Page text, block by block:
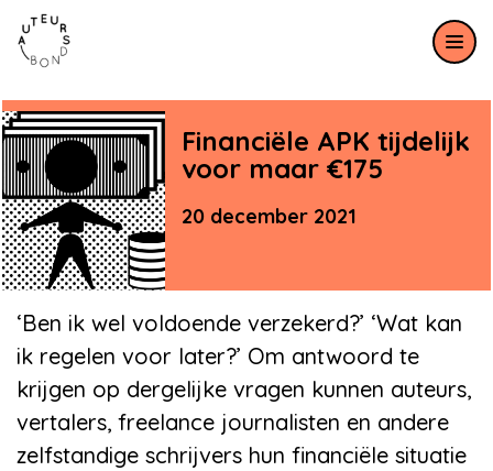
Meteen naar de content
Financiële APK tijdelijk
voor maar €175
20 december 2021
‘Ben ik wel voldoende verzekerd?’ ‘Wat kan
ik regelen voor later?’ Om antwoord te
krijgen op dergelijke vragen kunnen auteurs,
vertalers, freelance journalisten en andere
zelfstandige schrijvers hun financiële situatie